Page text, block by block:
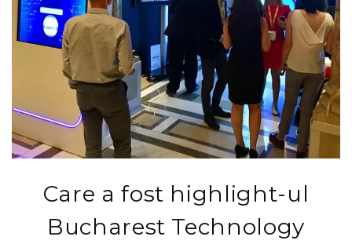
Care a fost highlight-ul
Bucharest Technology